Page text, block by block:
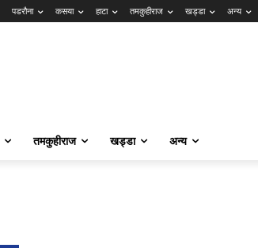
पडरौना कसया हाटा तमकुहीराज खड्डा अन्य
तमकुहीराज खड्डा अन्य